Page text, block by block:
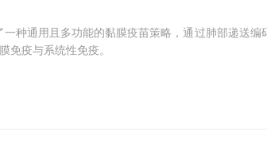
一种通用且多功能的黏膜疫苗策略，通过肺部递送
免疫与系统性免疫。